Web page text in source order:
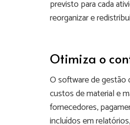
previsto para cada
reorganizar e
Otimiza o
O software de gestão
custos de material e
fornecedores,
incluídos em